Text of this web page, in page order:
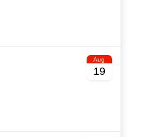
Aug
19